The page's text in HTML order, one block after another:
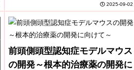
2025-09-02
前頭側頭型認知症モデルマウス
の開発～根本的治療薬の開発に